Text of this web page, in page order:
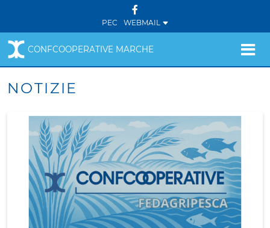
PEC WEBMAIL
CONFCOOPERATIVE MARCHE
NOTIZIE